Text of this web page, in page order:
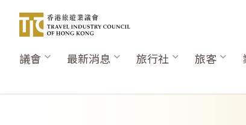
Main
議會 最新消息 旅行社 旅客